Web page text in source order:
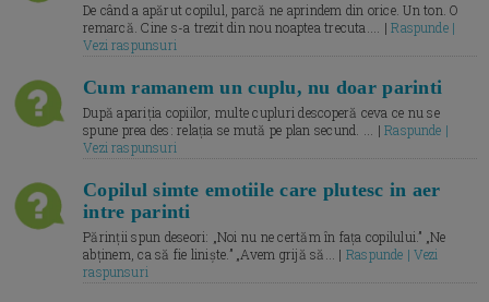
De când a apărut copilul, parcă ne aprindem din orice. Un ton. O
remarcă. Cine s-a trezit din nou noaptea trecuta.... |Raspunde |
Vezi raspunsuri
Cum ramanem un cuplu, nu doar parinti
După apariția copiilor, multe cupluri descoperă ceva ce nu se
spune prea des: relația se mută pe plan secund. ... |Raspunde |
Vezi raspunsuri
Copilul simte emotiile care plutesc in aer
intre parinti
Părinții spun deseori: „Noi nu ne certăm în fața copilului.” „Ne
abținem, ca să fie liniște.” „Avem grijă să... | Raspunde | Vezi
raspunsuri